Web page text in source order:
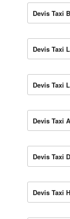
Devis Taxi
Devis Taxi
Devis Taxi
Devis Taxi
Devis Taxi
Devis Taxi